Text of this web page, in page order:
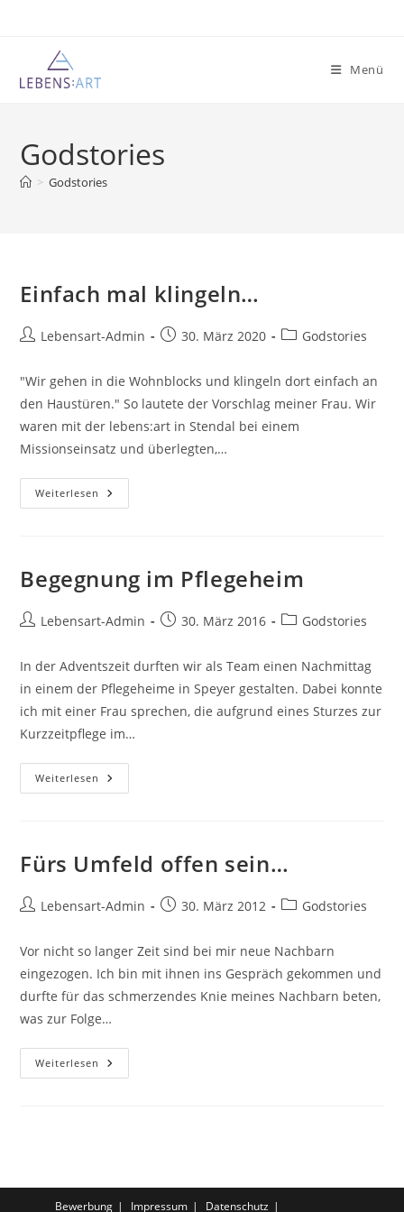
Menü
Godstories
> Godstories
Einfach mal klingeln…
Beitrags-
Lebensart-Admin
Beitrag30. März 2020
Beitrags-
Godstories
"Wir gehen in die Wohnblocks und klingeln dort einfach an
den Haustüren." So lautete der Vorschlag meiner Frau. Wir
waren mit der lebens:art in Stendal bei einem
Missionseinsatz und überlegten,…
Weiterlesen Einfach
Mal
Begegnung im Pflegeheim
Beitrags-
Lebensart-Admin
Beitrag30. März 2016
Beitrags-
Godstories
In der Adventszeit durften wir als Team einen Nachmittag
in einem der Pflegeheime in Speyer gestalten. Dabei konnte
ich mit einer Frau sprechen, die aufgrund eines Sturzes zur
Kurzzeitpflege im…
Weiterlesen Begegnung
Im
Fürs Umfeld offen sein…
Beitrags-
Lebensart-Admin
Beitrag30. März 2012
Beitrags-
Godstories
Vor nicht so langer Zeit sind bei mir neue Nachbarn
eingezogen. Ich bin mit ihnen ins Gespräch gekommen und
durfte für das schmerzendes Knie meines Nachbarn beten,
was zur Folge…
Weiterlesen Fürs
Umfeld
Bewerbung Impressum Datenschutz